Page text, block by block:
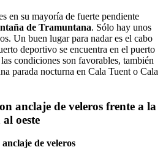
en su mayoría de fuerte pendiente
de Tramuntana. Sólo hay unos
Un buen lugar para nadar es el cabo
deportivo se encuentra en el puerto
condiciones son favorables, también
parada nocturna en Cala Tuent o Cala
anclaje de veleros frente a la
oeste